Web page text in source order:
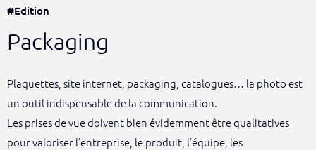
#Edition
Packaging
Plaquettes, site internet, packaging, catalogues… la photo est
un outil indispensable de la communication.
Les prises de vue doivent bien évidemment être qualitatives
pour valoriser l’entreprise, le produit, l’équipe, les